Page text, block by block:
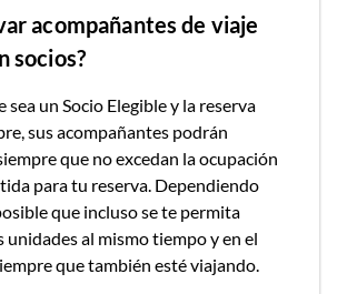
acompañantes de viaje
socios?
sea un Socio Elegible y la reserva
sus acompañantes podrán
que no excedan la ocupación
para tu reserva. Dependiendo
que incluso se te permita
unidades al mismo tiempo y en el
que también esté viajando.